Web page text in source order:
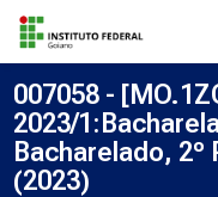
Skip to navigation
Skip to login form
Ir para o conteúdo principal
Skip to accessibility options
Skip to footer
Skip accessibility options
007058 -
2023/
Bacharelado,
(2023)